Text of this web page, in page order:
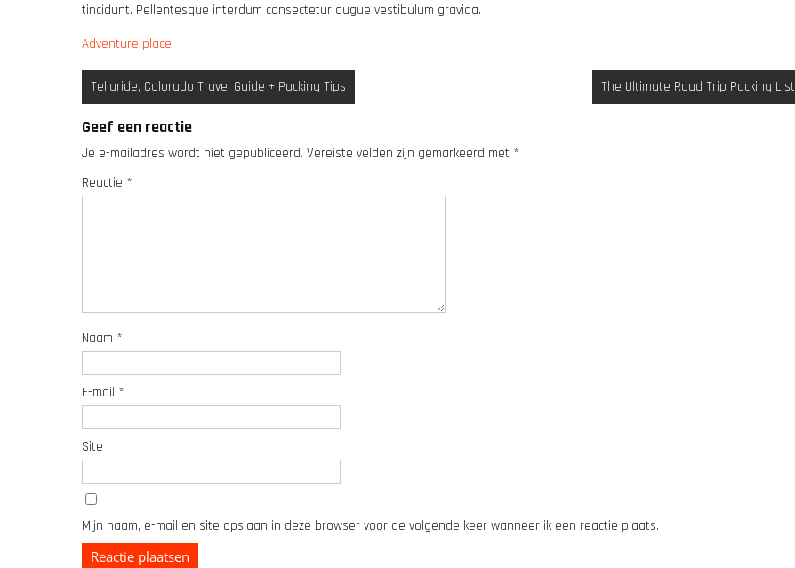
tincidunt. Pellentesque interdum consectetur augue vestibulum gravida.
Adventure place
Bericht
navigatie
Telluride, Colorado Travel Guide + Packing Tips The Ultimate Road Trip Packing List
Geef een reactie
Je e-mailadres wordt niet gepubliceerd. Vereiste velden zijn gemarkeerd met *
Reactie *
Naam *
E-mail *
Site
Mijn naam, e-mail en site opslaan in deze browser voor de volgende keer wanneer ik een reactie plaats.